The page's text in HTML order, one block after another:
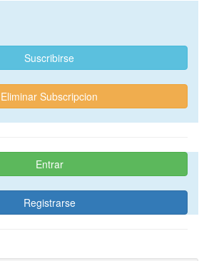
Suscribirse
Eliminar Subscripcion
Entrar
Registrarse